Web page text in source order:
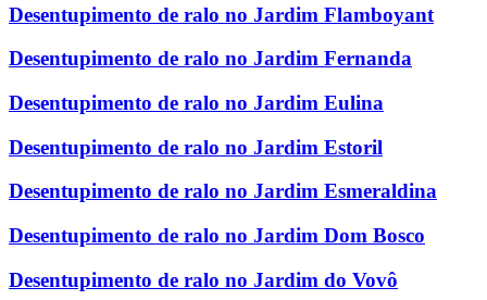
Desentupimento de ralo no Jardim Flamboyant
Desentupimento de ralo no Jardim Fernanda
Desentupimento de ralo no Jardim Eulina
Desentupimento de ralo no Jardim Estoril
Desentupimento de ralo no Jardim Esmeraldina
Desentupimento de ralo no Jardim Dom Bosco
Desentupimento de ralo no Jardim do Vovô